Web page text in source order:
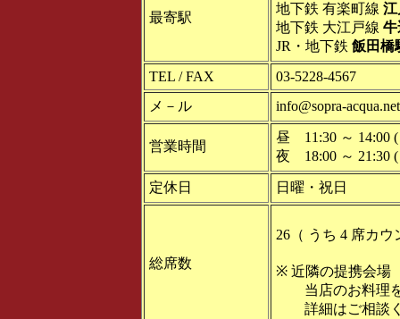
最寄駅
地下鉄 有楽町線 江
地下鉄 大江戸線 牛
JR・地下鉄 飯田橋
TEL / FAX
03-5228-4567
メ－ル
info@sopra-acqua.net
営業時間
昼 11:30 ～ 14:00 (
夜 18:00 ～ 21:30 (
定休日 日曜・祝日
総席数
26（ うち 4 席カウ
※ 近隣の提携会場
当店のお料理を
詳細はご相談